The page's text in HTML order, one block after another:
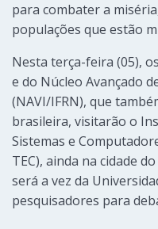
para combater a
populações que estão
Nesta terça-feira (05),
e do Núcleo Avançado
(NAVI/IFRN), que
brasileira, visitarão o
Sistemas e
TEC), ainda na cidade
será a vez da
pesquisadores para